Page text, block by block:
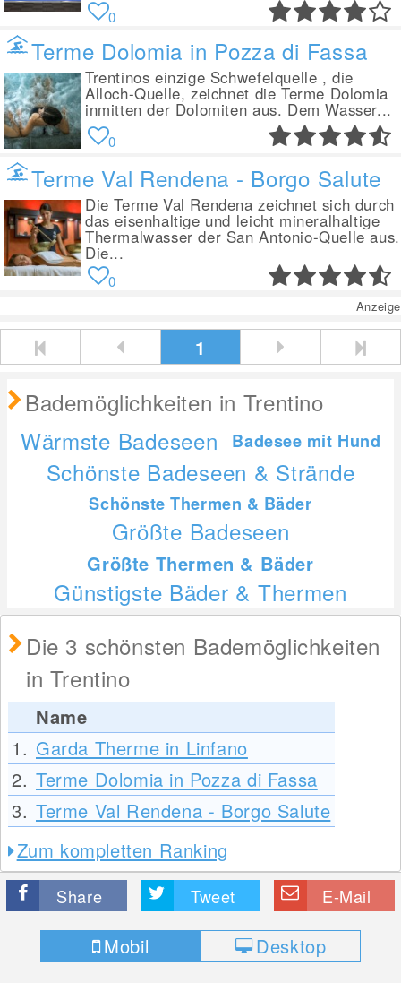
0
Terme Dolomia in Pozza di Fassa
Trentinos einzige Schwefelquelle , die
Alloch-Quelle, zeichnet die Terme Dolomia
inmitten der Dolomiten aus. Dem Wasser...
0
Terme Val Rendena - Borgo Salute
Die Terme Val Rendena zeichnet sich durch
das eisenhaltige und leicht mineralhaltige
Thermalwasser der San Antonio-Quelle aus.
Die...
0
Anzeige
1
Bademöglichkeiten in Trentino
Wärmste Badeseen
Badesee mit Hund
Schönste Badeseen & Strände
Schönste Thermen & Bäder
Größte Badeseen
Größte Thermen & Bäder
Günstigste Bäder & Thermen
Die 3 schönsten Bademöglichkeiten
in Trentino
Name
1. Garda Therme in Linfano
2. Terme Dolomia in Pozza di Fassa
3. Terme Val Rendena - Borgo Salute
Zum kompletten Ranking
Share Tweet E-Mail
Mobil Desktop